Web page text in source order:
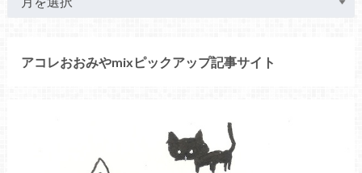
アコレおおみやmixピックアップ記事サイト